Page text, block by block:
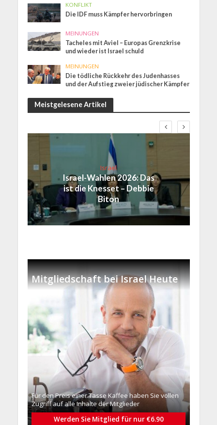
KONFLIKT
Die IDF muss Kämpfer hervorbringen
MEINUNGEN
Tacheles mit Aviel – Europas Grenzkrise
und wieder ist Israel schuld
MEINUNGEN
Die tödliche Rückkehr des Judenhasses
und der Aufstieg zweier jüdischer Kämpfer
Meistgelesene Artikel
Israel
Israel-Wahlen 2026: Das
ist die Knesset – Debbie
Biton
Mitgliedschaft bei Israel Heute
Für den Preis einer Tasse Kaffee haben Sie vollen
Zugriff auf alle Inhalte der Mitglieder
Werden Sie Mitglied für nur €6.90